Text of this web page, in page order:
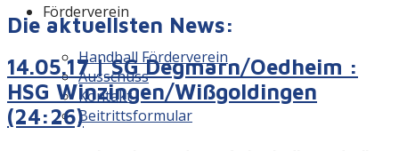
Förderverein
Handball Förderverein
Ausschuss
Kontakt
Beitrittsformular
Die aktuellsten News:
14.05.17 | SG Degmarn/Oedheim :
HSG Winzingen/Wißgoldingen
(24:26)